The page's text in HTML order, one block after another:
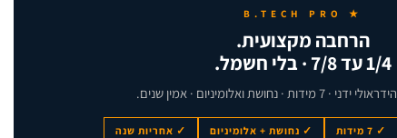
★ B.TECH PRO
הרחבה מקצועית.
1/4 עד 7/8 · בלי חשמל.
· נחושת ואלומיניום · אמין שנים.
✓ 7 מידות ✓ נחושת + אלומיניום ✓ אחריות שנה